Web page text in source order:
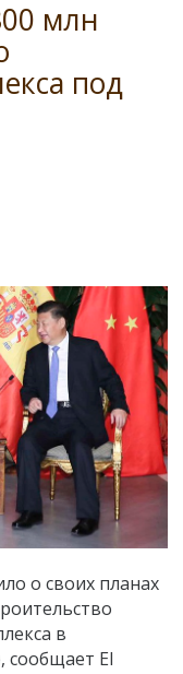
млн
под
о своих планах
в
сообщает El